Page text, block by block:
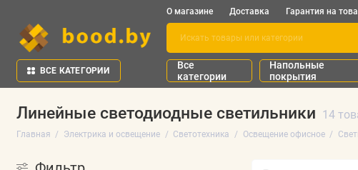
О магазине Доставка Гарантия на
ВСЕ КАТЕГОРИИ
Все
категории
Напольные
покрытия
Линейные светодиодные светильники 14
Главная Электрика и освещение Светотехника Освещение офисное